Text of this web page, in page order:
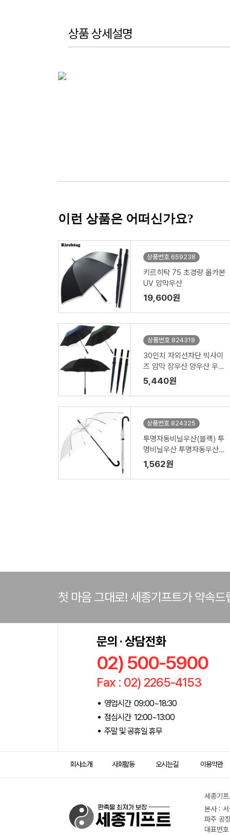
상품 상세설명
이런 상품은 어떠신가요?
상품번호 659238
키르히탁 75 초경량 올카본
UV 암막우산
19,600원
상품번호 824318
30인치 자외선차단 빅사이
즈 암막 장우산 양우산 우양
산 대형우산 골프우산//인
쇄제작가능
5,440원
상품번호 824325
투명자동비닐우산(블랙) 투
명비닐우산 투명자동우산 /
인쇄제작가능(53-8K)
1,562원
첫 마음 그대로! 세종기프트가 약속드
문의 · 상담전화
02) 500-5900
Fax : 02) 2265-4153
영업시간 09:00~18:30
점심시간 12:00~13:00
주말 및 공휴일 휴무
회사소개 사회활동 오시는길 이용약관
세종기
본사 :
파주 공
대표번